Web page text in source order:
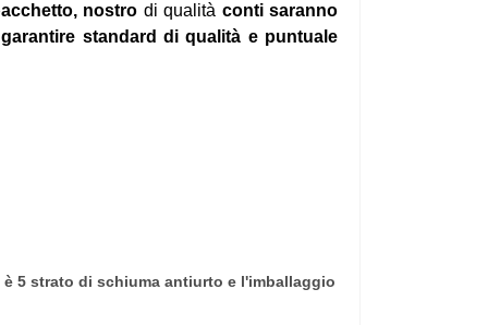
nostro di qualità conti saranno
standard di qualità e puntuale
5 strato di schiuma antiurto e l'imballaggio